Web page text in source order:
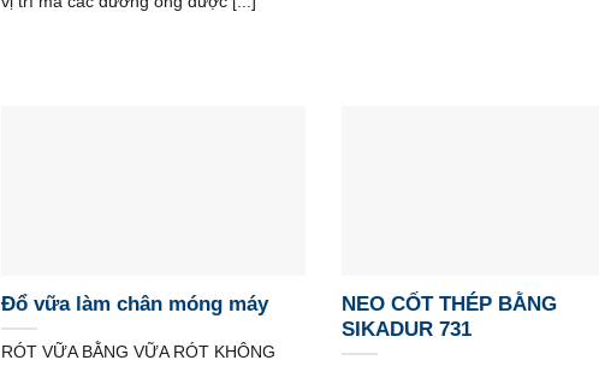
Đổ vữa làm chân móng máy
RÓT VỮA BẰNG VỮA RÓT KHÔNG
NEO CỐT THÉP BẰNG
SIKADUR 731